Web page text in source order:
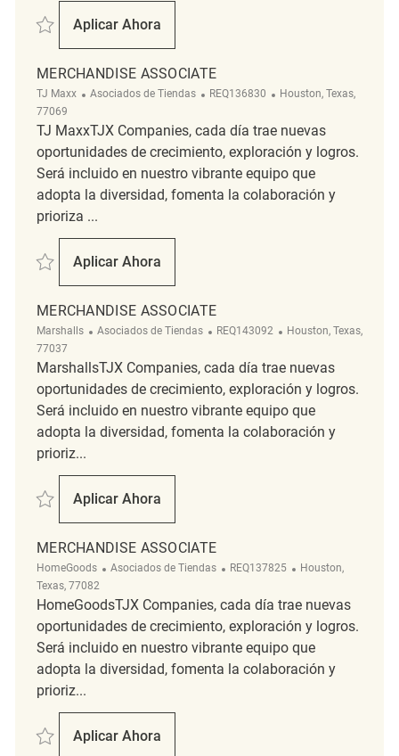
Salvar Merchandise Associate REQ119614
Aplicar Ahora
Merchandise Associate
MERCHANDISE ASSOCIATE
TJ Maxx Categoría
Asociados de Tiendas ReqId
REQ136830 Ubicación
Houston, Texas,
77069
TJ MaxxTJX Companies, cada día trae nuevas
oportunidades de crecimiento, exploración y logros.
Será incluido en nuestro vibrante equipo que
adopta la diversidad, fomenta la colaboración y
prioriza ...
Salvar Merchandise Associate REQ136830
Aplicar Ahora
Merchandise Associate
MERCHANDISE ASSOCIATE
Marshalls Categoría
Asociados de Tiendas ReqId
REQ143092 Ubicación
Houston, Texas,
77037
MarshallsTJX Companies, cada día trae nuevas
oportunidades de crecimiento, exploración y logros.
Será incluido en nuestro vibrante equipo que
adopta la diversidad, fomenta la colaboración y
prioriz...
Salvar Merchandise Associate REQ143092
Aplicar Ahora
Merchandise Associate
MERCHANDISE ASSOCIATE
HomeGoods Categoría
Asociados de Tiendas ReqId
REQ137825 Ubicación
Houston,
Texas, 77082
HomeGoodsTJX Companies, cada día trae nuevas
oportunidades de crecimiento, exploración y logros.
Será incluido en nuestro vibrante equipo que
adopta la diversidad, fomenta la colaboración y
prioriz...
Salvar Merchandise associate REQ137825
Aplicar Ahora
Merchandise Associate